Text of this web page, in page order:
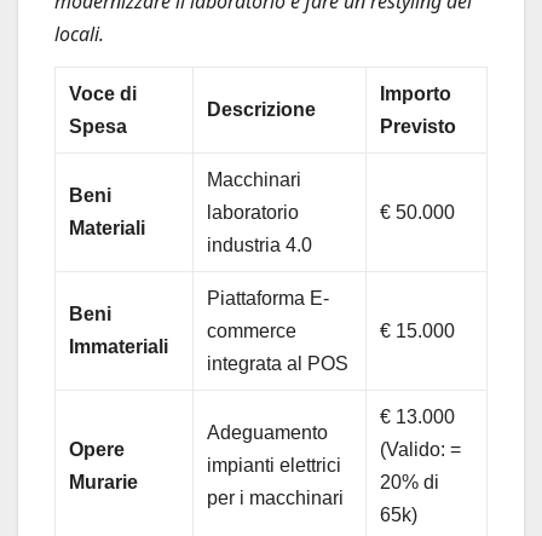
locali.
Voce di
Spesa
Descrizione
Importo
Previsto
Beni
Materiali
Macchinari
laboratorio
industria 4.0
€ 50.000
Beni
Immateriali
Piattaforma E-
commerce
integrata al POS
€ 15.000
Opere
Murarie
Adeguamento
impianti elettrici
per i macchinari
€ 13.000
(Valido: =
20% di
65k)